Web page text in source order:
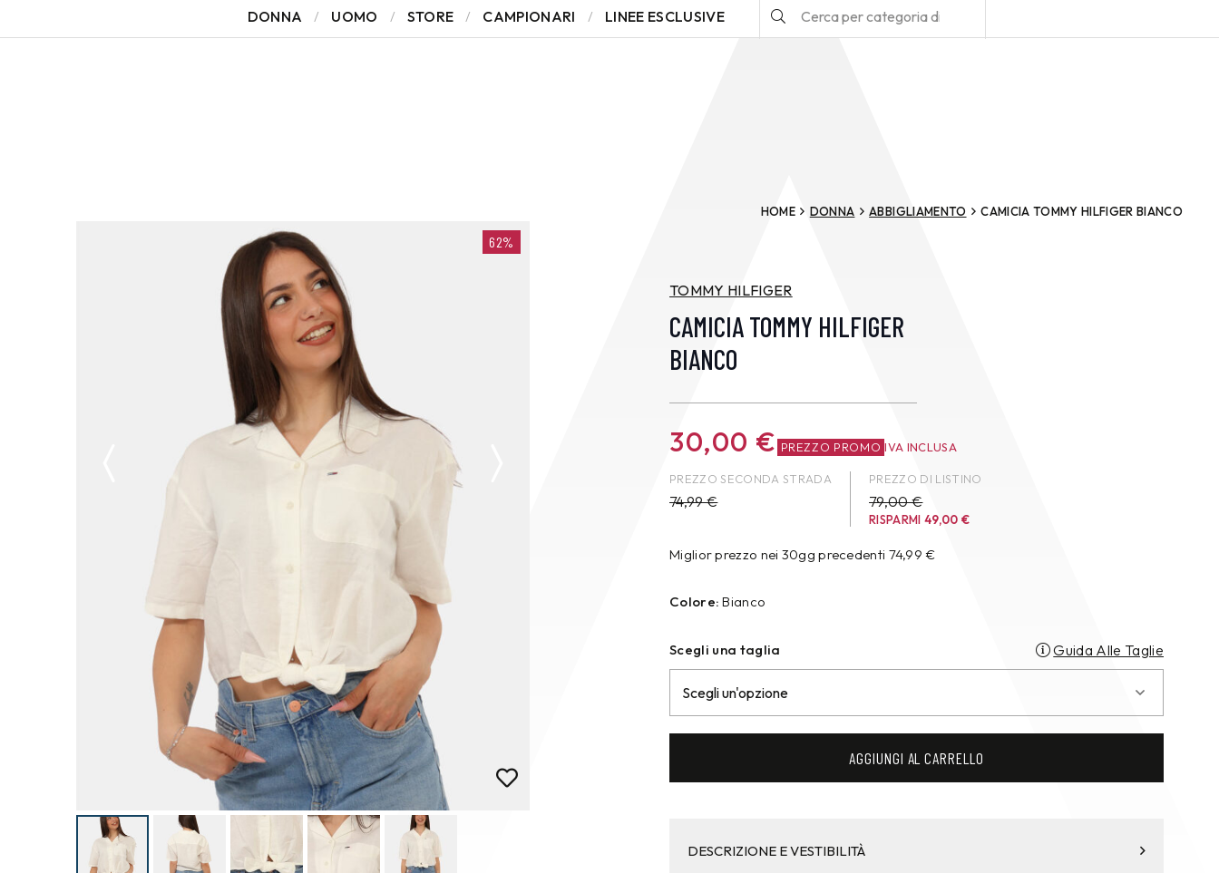
DONNA UOMO STORE CAMPIONARI LINEE ESCLUSIVE
HOME DONNA ABBIGLIAMENTO CAMICIA TOMMY HILFIGER BIANCO
62%
TOMMY HILFIGER
CAMICIA TOMMY HILFIGER
BIANCO
30,00 € PREZZO PROMO IVA INCLUSA
PREZZO SECONDA STRADA
74,99€
PREZZO DI LISTINO
79,00 €
RISPARMI49,00€
Miglior prezzo nei 30gg precedenti 74,99€
Colore: Bianco
Scegli una taglia Guida Alle Taglie
AGGIUNGI AL CARRELLO
DESCRIZIONE E VESTIBILITÀ